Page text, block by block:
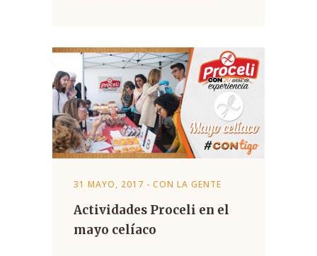
31 MAYO, 2017 - CON LA GENTE
Actividades Proceli en el
mayo celíaco